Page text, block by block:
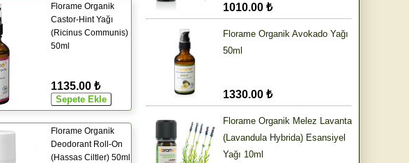
Florame Organik
Castor-Hint Yağı
(Ricinus Communis)
50ml
1135.00 ₺
Florame Organik
Deodorant Roll-On
(Hassas Ciltler) 50ml
1010.00 ₺
Florame Organik Avokado Yağı
50ml
1330.00 ₺
Florame Organik Melez Lavanta
(Lavandula Hybrida) Esansiyel
Yağı 10ml